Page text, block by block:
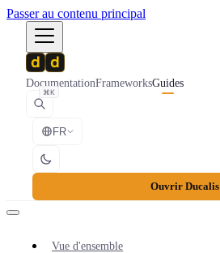
Passer au contenu principal
DocumentationFrameworksGuides
⌘K
FR
Ouvrir Ducalis
Vue d'ensemble